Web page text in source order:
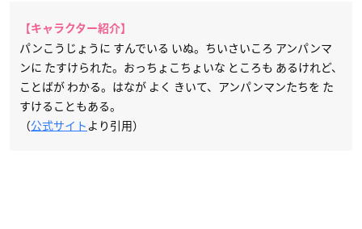
【キャラクター紹介】
パンこうじょうに すんでいる いぬ。ちいさいころ アンパンマ
ンに たすけられた。おっちょこちょいな ところも あるけれど、
ことばが わかる。はなが よく きいて、アンパンマンたちを た
すけることもある。
（公式サイト より引用）